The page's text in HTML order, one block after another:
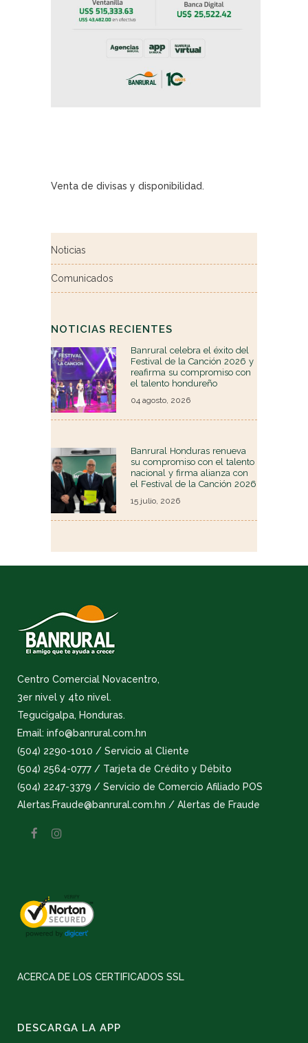
Venta de divisas y disponibilidad.
Noticias
Comunicados
NOTICIAS RECIENTES
Banrural celebra el éxito del
Festival de la Canción 2026 y
reafirma su compromiso con
el talento hondureño
04 agosto, 2026
Banrural Honduras renueva
su compromiso con el talento
nacional y firma alianza con
el Festival de la Canción 2026
15 julio, 2026
Centro Comercial Novacentro,
3er nivel y 4to nivel.
Tegucigalpa, Honduras.
Email: info@banrural.com.hn
(504) 2290-1010 / Servicio al Cliente
(504) 2564-0777 / Tarjeta de Crédito y Débito
(504) 2247-3379 / Servicio de Comercio Afiliado POS
Alertas.Fraude@banrural.com.hn / Alertas de Fraude
ACERCA DE LOS CERTIFICADOS SSL
DESCARGA LA APP